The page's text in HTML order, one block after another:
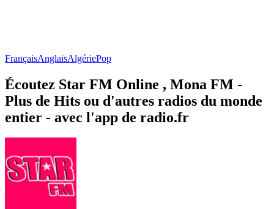
FrançaisAnglaisAlgériePop
Écoutez Star FM Online , Mona FM -
Plus de Hits ou d'autres radios du monde
entier - avec l'app de radio.fr